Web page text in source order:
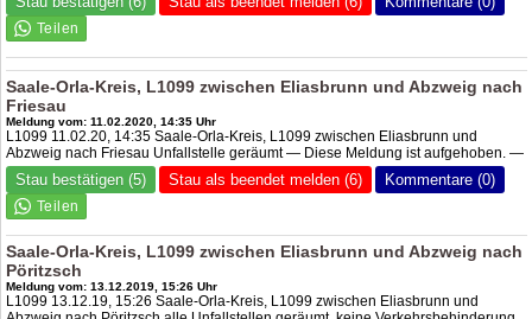
Saale-Orla-Kreis, L1099 zwischen Eliasbrunn und Abzweig nach
Friesau
Meldung vom: 11.02.2020, 14:35 Uhr
L1099 11.02.20, 14:35 Saale-Orla-Kreis, L1099 zwischen Eliasbrunn und
Abzweig nach Friesau Unfallstelle geräumt — Diese Meldung ist aufgehoben. —
Stau bestätigen (5) Stau als beendet melden (6) Kommentare (0)
Saale-Orla-Kreis, L1099 zwischen Eliasbrunn und Abzweig nach
Pöritzsch
Meldung vom: 13.12.2019, 15:26 Uhr
L1099 13.12.19, 15:26 Saale-Orla-Kreis, L1099 zwischen Eliasbrunn und